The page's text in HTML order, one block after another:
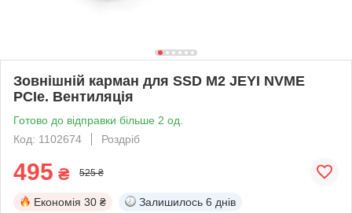
Зовнішній карман для SSD M2 JEYI NVME
PCIe. Вентиляція
Готово до відправки більше 2 од.
Код: 1102674
Роздріб
495 ₴ 525 ₴
Економія 30 ₴ Залишилось 6 днів